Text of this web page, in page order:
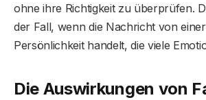
ohne ihre Richtigkeit zu überprüfen.
der Fall, wenn die Nachricht von
Persönlichkeit handelt, die viele
Die Auswirkungen von